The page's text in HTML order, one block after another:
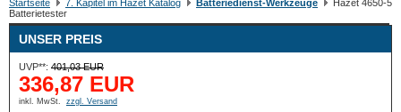
Startseite 7. Kapitel im Hazet Katalog Batteriedienst-Werkzeuge
Hazet 4650-5
Batterietester
UNSER PREIS
UVP**: 401,03 EUR
336,87 EUR
inkl. MwSt. zzgl. Versand